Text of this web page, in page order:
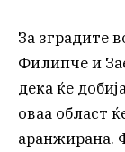
За зградите
Филипче и
дека ќе
оваа област
аранжирана.